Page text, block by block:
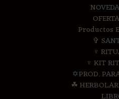
Productos
✞
♆
♆ KIT
✡PROD.
☘